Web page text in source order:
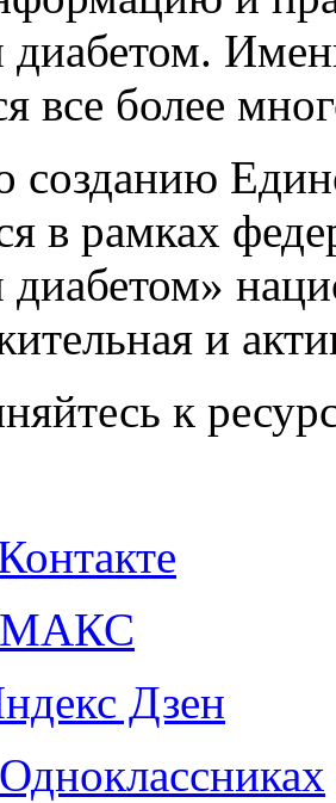
все более
созданию
в рамках
и
к
МАКС
Дзен